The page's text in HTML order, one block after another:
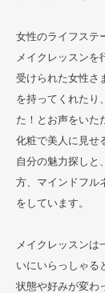
女性のライフステ
メイクレッスンを
受けられた女性さ
を持ってくれたり
た！とお声をいた
化粧で美人に見せ
自分の魅力探しと
方、マインドフル
をしています。
メイクレッスンは
いにいらっしゃる
状態や好みが変わ